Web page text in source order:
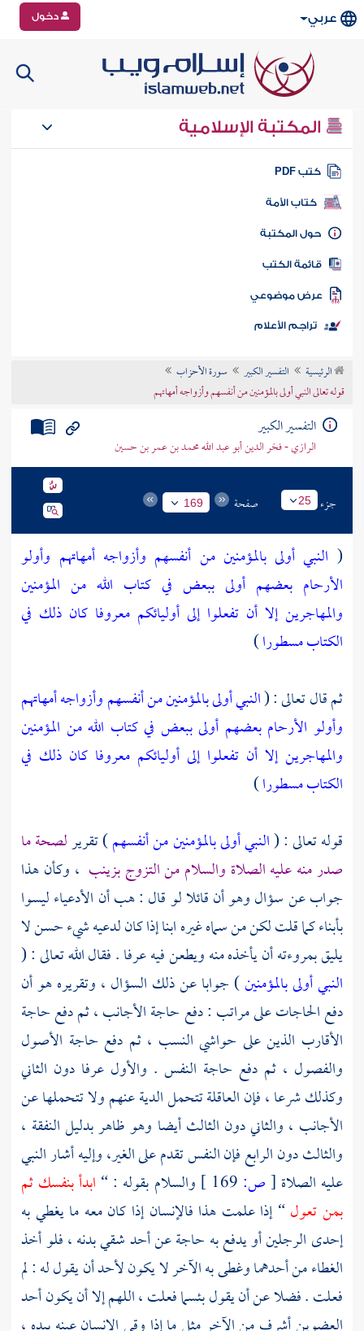
عربي دخول
المكتبة الإسلامية
كتب PDF
كتاب الأمة
المكتبة
الكتب
موضوعي
تراجم الأعلام
الرئيسية التفسير الكبير
سورة الأحزاب
قوله تعالى النبي أولى بالمؤمنين من أنفسهم وأزواجه أمهاتهم
التفسير الكبير
الرازي - فخر الدين أبو عبد الله محمد بن عمر بن حسين
جزء 25 صفحة 169
( النبي أولى بالمؤمنين من أنفسهم وأزواجه أمهاتهم وأولو
الأرحام بعضهم أولى ببعض في كتاب الله من المؤمنين
والمهاجرين إلا أن تفعلوا إلى أوليائكم معروفا كان ذلك في
الكتاب مسطورا)
ثم قال تعالى : (النبي أولى بالمؤمنين من أنفسهم وأزواجه أمهاتهم
وأولو الأرحام بعضهم أولى ببعض في كتاب الله من المؤمنين
والمهاجرين إلا أن تفعلوا إلى أوليائكم معروفا كان ذلك في
الكتاب مسطورا)
قوله تعالى : (النبي أولى بالمؤمنين من أنفسهم) تقريرلصحة ما
صدر منه عليه الصلاة والسلام من التزوجبزينب ، وكأن هذا
جواب عن سؤال وهو أن قائلا لو قال : هب أن الأدعياء ليسوا
بأبناء كما قلت لكن من سماه غيره ابنا إذا كان لدعيه شيء حسن لا
يليق بمروءته أن يأخذه منه ويطعن فيه عرفا . فقال الله تعالى : (
النبي أولى بالمؤمنين) جوابا عن ذلك السؤال ، وتقريره هو أن
دفع الحاجات على مراتب : دفع حاجة الأجانب ، ثم دفع حاجة
الأقارب الذين على حواشي النسب ، ثم دفع حاجة الأصول
والفصول ، ثم دفع حاجة النفس . والأول عرفا دون الثاني
وكذلك شرعا ، فإن العاقلة تتحمل الدية عنهم ولا تتحملها عن
الأجانب ، والثاني دون الثالث أيضا وهو ظاهر بدليل النفقة ،
والثالث دون الرابع فإن النفس تقدم على الغير، وإليه أشار النبي
عليه الصلاة [ص: والسلام بقوله : “ ابدأ بنفسك ثم
بمن تعول“ إذا علمت هذا فالإنسان إذا كان معه ما يغطي به
إحدى الرجلين أو يدفع به حاجة عن أحد شقي بدنه ، فلو أخذ
الغطاء من أحدهما وغطى به الآخر لا يكون لأحد أن يقول له : لم
فعلت . فضلا عن أن يقول بئسما فعلت ، اللهم إلا أن يكون أحد